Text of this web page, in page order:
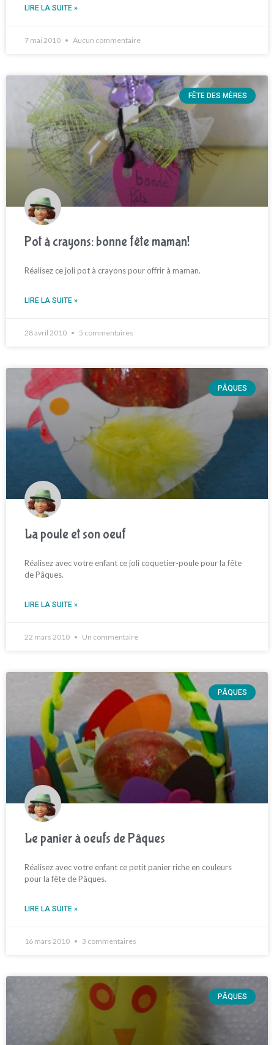
LIRE LA SUITE »
7 mai 2010 Aucun commentaire
FÊTE DES MÈRES
Pot à crayons: bonne fête maman!
Réalisez ce joli pot à crayons pour offrir à maman.
LIRE LA SUITE »
28 avril 2010 5 commentaires
PÂQUES
La poule et son oeuf
Réalisez avec votre enfant ce joli coquetier-poule pour la fête
de Pâques.
LIRE LA SUITE »
22 mars 2010 Un commentaire
PÂQUES
Le panier à oeufs de Pâques
Réalisez avec votre enfant ce petit panier riche en couleurs
pour la fête de Pâques.
LIRE LA SUITE »
16 mars 2010 3 commentaires
PÂQUES